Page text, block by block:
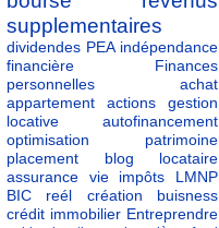
supplementaires
dividendes PEA indépendance
financière
Finances
personnelles
achat
appartement
actions
gestion
locative
autofinancement
optimisation patrimoine
placement
blog
locataire
assurance vie
impôts
LMNP
BIC reél
création buisness
crédit immobilier Entreprendre